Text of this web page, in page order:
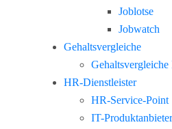
Joblotse
Jobwatch
Gehaltsvergleiche
HR-Dienstleister
HR-Service-Point
IT-